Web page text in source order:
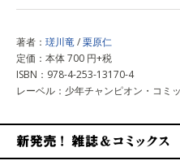
著者： 瑳川竜/栗原仁
定価：本体 700 円+税
ISBN：978-4-253-13170-4
レーベル：少年チャンピオン・コミ